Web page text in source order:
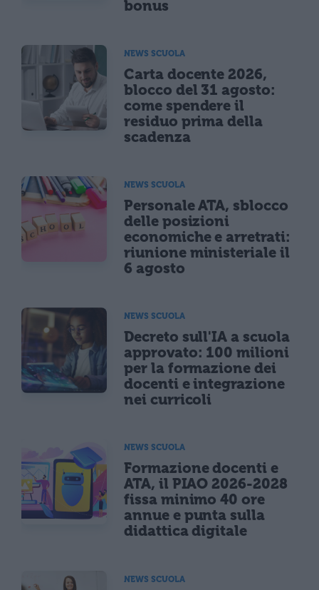
bonus
NEWS SCUOLA
Carta docente 2026,
blocco del 31 agosto:
come spendere il
residuo prima della
scadenza
NEWS SCUOLA
Personale ATA, sblocco
delle posizioni
economiche e arretrati:
riunione ministeriale il
6 agosto
NEWS SCUOLA
Decreto sull'IA a scuola
approvato: 100 milioni
per la formazione dei
docenti e integrazione
nei curricoli
NEWS SCUOLA
Formazione docenti e
ATA, il PIAO 2026-2028
fissa minimo 40 ore
annue e punta sulla
didattica digitale
NEWS SCUOLA